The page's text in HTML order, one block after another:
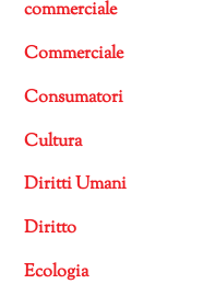
commerciale
Commerciale
Consumatori
Cultura
Diritti Umani
Diritto
Ecologia